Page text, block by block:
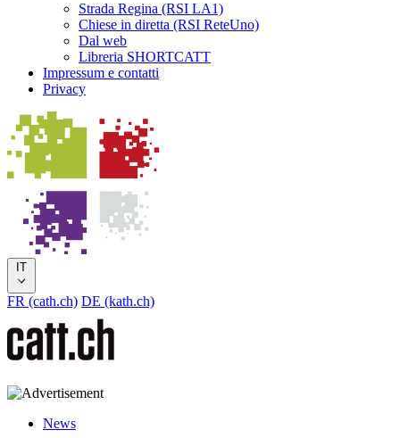
Strada Regina (RSI LA1)
Chiese in diretta (RSI ReteUno)
Dal web
Libreria SHORTCATT
Impressum e contatti
Privacy
IT
FR (cath.ch) DE (kath.ch)
News